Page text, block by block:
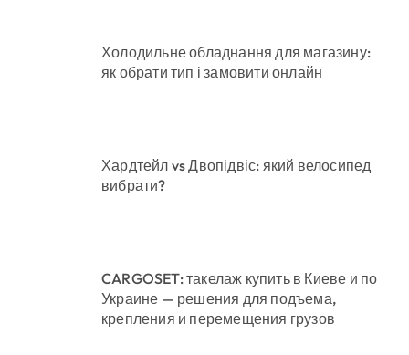
Холодильне обладнання для магазину:
як обрати тип і замовити онлайн
Хардтейл vs Двопідвіс: який велосипед
вибрати?
CARGOSET: такелаж купить в Киеве и по
Украине — решения для подъема,
крепления и перемещения грузов